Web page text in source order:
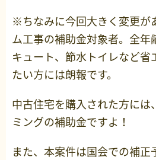
※ちなみに今回大きく変更が
ム工事の補助金対象者。全年
キュート、節水トイレなど省
たい方には朗報です。
中古住宅を購入された方には
ミングの補助金ですよ！
また、本案件は国会での補正